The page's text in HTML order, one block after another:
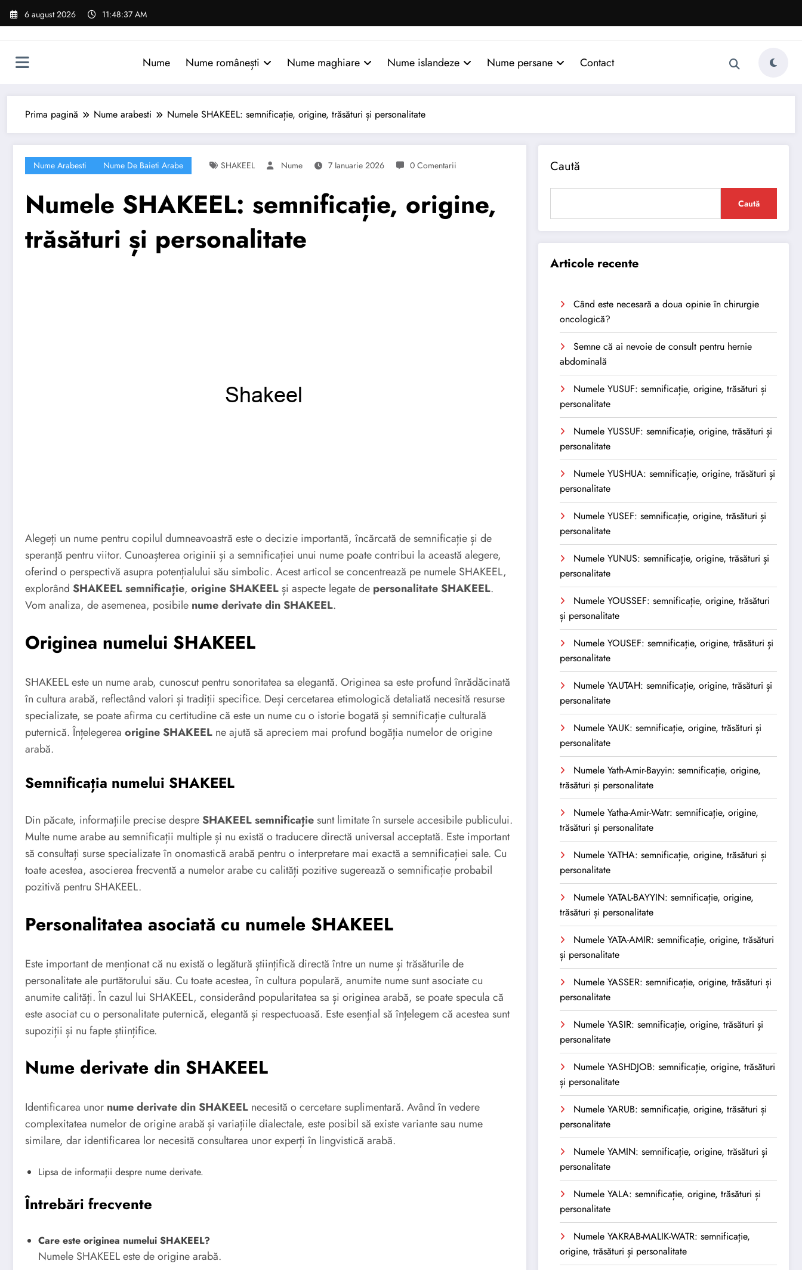
Sari
6 august 2026 11:48:38 AM
Nume Nume românești Nume maghiare Nume islandeze Nume persane Contact
Prima pagină Nume arabesti Numele SHAKEEL: semnificație, origine, trăsături și personalitate
Nume Arabesti Nume De Baieti Arabe SHAKEEL Nume 7 Ianuarie 2026 0 Comentarii
Numele SHAKEEL: semnificație, origine,
trăsături și personalitate
Alegeți un nume pentru copilul dumneavoastră este o decizie importantă, încărcată de semnificație și de
speranță pentru viitor. Cunoașterea originii și a semnificației unui nume poate contribui la această alegere,
oferind o perspectivă asupra potențialului său simbolic. Acest articol se concentrează pe numele SHAKEEL,
explorând SHAKEEL semnificație, origine SHAKEELși aspecte legate de personalitate SHAKEEL.
Vom analiza, de asemenea, posibile nume derivate din SHAKEEL.
Originea numelui SHAKEEL
SHAKEEL este un nume arab, cunoscut pentru sonoritatea sa elegantă. Originea sa este profund înrădăcinată
în cultura arabă, reflectând valori și tradiții specifice. Deși cercetarea etimologică detaliată necesită resurse
specializate, se poate afirma cu certitudine că este un nume cu o istorie bogată și semnificație culturală
puternică. Înțelegerea origine SHAKEEL ne ajută să apreciem mai profund bogăția numelor de origine
arabă.
Semnificația numelui SHAKEEL
Din păcate, informațiile precise despreSHAKEEL semnificațiesunt limitate în sursele accesibile publicului.
Multe nume arabe au semnificații multiple și nu există o traducere directă universal acceptată. Este important
să consultați surse specializate în onomastică arabă pentru o interpretare mai exactă a semnificației sale. Cu
toate acestea, asocierea frecventă a numelor arabe cu calități pozitive sugerează o semnificație probabil
pozitivă pentru SHAKEEL.
Personalitatea asociată cu numele SHAKEEL
Este important de menționat că nu există o legătură științifică directă între un nume și trăsăturile de
personalitate ale purtătorului său. Cu toate acestea, în cultura populară, anumite nume sunt asociate cu
anumite calități. În cazul lui SHAKEEL, considerând popularitatea sa și originea arabă, se poate specula că
este asociat cu o personalitate puternică, elegantă și respectuoasă. Este esențial să înțelegem că acestea sunt
supoziții și nu fapte științifice.
Nume derivate din SHAKEEL
Identificarea unor nume derivate din SHAKEEL necesită o cercetare suplimentară. Având în vedere
complexitatea numelor de origine arabă și variațiile dialectale, este posibil să existe variante sau nume
similare, dar identificarea lor necesită consultarea unor experți în lingvistică arabă.
Lipsa de informații despre nume derivate.
Întrebări frecvente
Care este originea numelui SHAKEEL?
Numele SHAKEEL este de origine arabă.
Caută
Caută
Articole recente
Când este necesară a doua opinie în chirurgie
oncologică?
Semne că ai nevoie de consult pentru hernie
abdominală
Numele YUSUF: semnificație, origine, trăsături și
personalitate
Numele YUSSUF: semnificație, origine, trăsături și
personalitate
Numele YUSHUA: semnificație, origine, trăsături și
personalitate
Numele YUSEF: semnificație, origine, trăsături și
personalitate
Numele YUNUS: semnificație, origine, trăsături și
personalitate
Numele YOUSSEF: semnificație, origine, trăsături
și personalitate
Numele YOUSEF: semnificație, origine, trăsături și
personalitate
Numele YAUTAH: semnificație, origine, trăsături și
personalitate
Numele YAUK: semnificație, origine, trăsături și
personalitate
Numele Yath-Amir-Bayyin: semnificație, origine,
trăsături și personalitate
Numele Yatha-Amir-Watr: semnificație, origine,
trăsături și personalitate
Numele YATHA: semnificație, origine, trăsături și
personalitate
Numele YATAL-BAYYIN: semnificație, origine,
trăsături și personalitate
Numele YATA-AMIR: semnificație, origine, trăsături
și personalitate
Numele YASSER: semnificație, origine, trăsături și
personalitate
Numele YASIR: semnificație, origine, trăsături și
personalitate
Numele YASHDJOB: semnificație, origine, trăsături
și personalitate
Numele YARUB: semnificație, origine, trăsături și
personalitate
Numele YAMIN: semnificație, origine, trăsături și
personalitate
Numele YALA: semnificație, origine, trăsături și
personalitate
Numele YAKRAB-MALIK-WATR: semnificație,
origine, trăsături și personalitate